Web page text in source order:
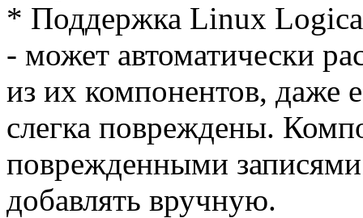
* Поддержка Linux
- может автоматически
из их компонентов, даже
слегка повреждены.
поврежденными
добавлять вручную.